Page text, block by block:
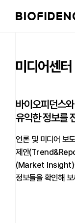
미디어센터
바이오피던스
유익한 정보를
언론 및 미디어 보
제안
(Market Insight)
정보들을 확인해 보